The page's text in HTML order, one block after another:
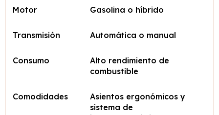
Motor Gasolina o híbrido
Transmisión Automática o manual
Consumo
Alto rendimiento de
combustible
Comodidades
Asientos ergonómicos y
sistema de